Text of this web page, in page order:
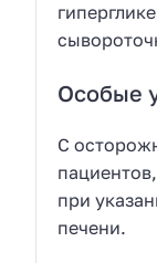
Особые
C
при
печени.